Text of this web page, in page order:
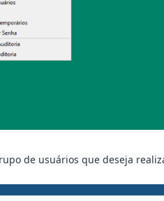
de usuários que deseja